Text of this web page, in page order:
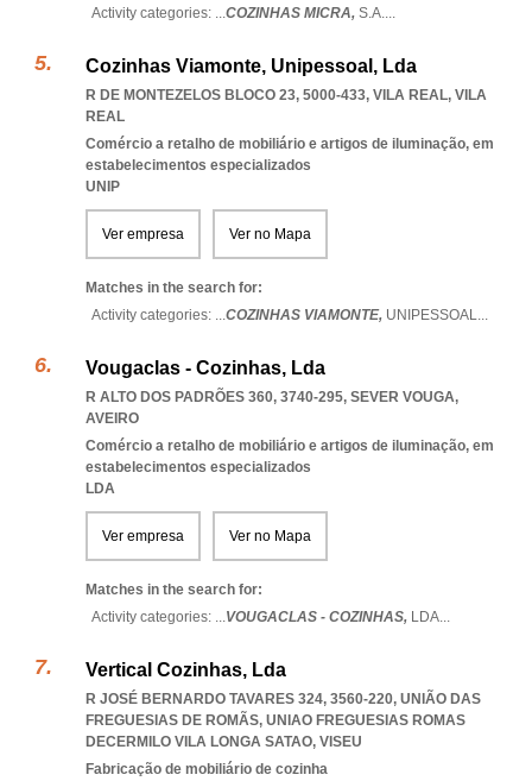
Activity categories: ...COZINHAS MICRA, S.A....
Cozinhas Viamonte, Unipessoal, Lda
R DE MONTEZELOS BLOCO 23, 5000-433, VILA REAL, VILA
REAL
Comércio a retalho de mobiliário e artigos de iluminação, em
estabelecimentos especializados
UNIP
Ver empresa Ver no Mapa
Matches in the search for:
Activity categories: ...COZINHAS VIAMONTE, UNIPESSOAL...
Vougaclas - Cozinhas, Lda
R ALTO DOS PADRÕES 360, 3740-295, SEVER VOUGA,
AVEIRO
Comércio a retalho de mobiliário e artigos de iluminação, em
estabelecimentos especializados
LDA
Ver empresa Ver no Mapa
Matches in the search for:
Activity categories: ...VOUGACLAS - COZINHAS, LDA...
Vertical Cozinhas, Lda
R JOSÉ BERNARDO TAVARES 324, 3560-220, UNIÃO DAS
FREGUESIAS DE ROMÃS, UNIAO FREGUESIAS ROMAS
DECERMILO VILA LONGA SATAO, VISEU
Fabricação de mobiliário de cozinha